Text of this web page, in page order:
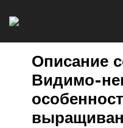
Описание
Видимо-